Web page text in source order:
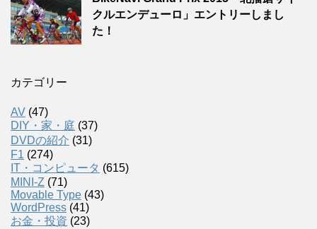
クルエンデューロ」エントリーしまし
た！
カテゴリー
AV (47)
DIY・家・庭 (37)
DVDの紹介 (31)
F1 (274)
IT・コンピュータ (615)
MINI-Z (71)
Movable Type (43)
WordPress (41)
お金・投資 (23)